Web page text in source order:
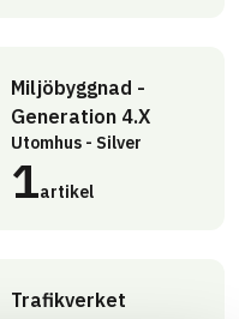
Miljöbyggnad -
Generation 4.X
Utomhus - Silver
1artikel
Trafikverket